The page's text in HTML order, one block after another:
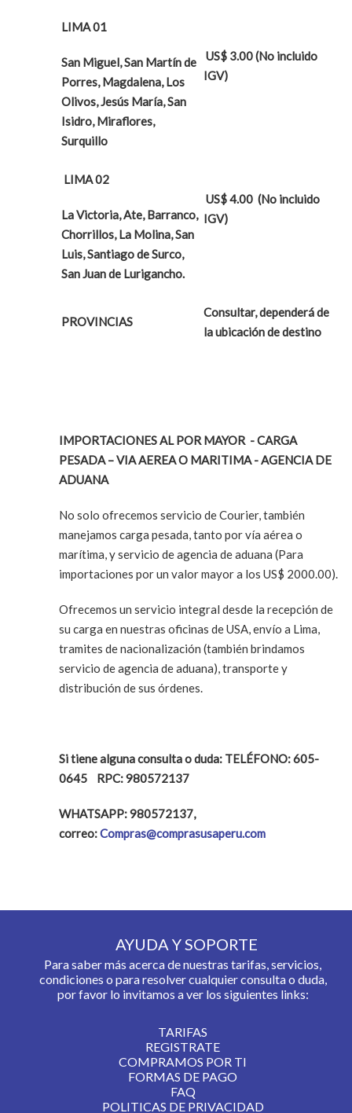
LIMA 01
San Miguel, San Martín de
Porres, Magdalena, Los
Olivos, Jesús María, San
Isidro, Miraflores,
Surquillo
US$ 3.00 (No incluido
IGV)
LIMA 02
La Victoria, Ate, Barranco,
Chorrillos, La Molina, San
Luis, Santiago de Surco,
San Juan de Lurigancho.
US$ 4.00 (No incluido
IGV)
PROVINCIAS
Consultar, dependerá de
la ubicación de destino
IMPORTACIONES AL POR MAYOR - CARGA
PESADA – VIA AEREA O MARITIMA - AGENCIA DE
ADUANA
No solo ofrecemos servicio de Courier, también
manejamos carga pesada, tanto por vía aérea o
marítima, y servicio de agencia de aduana (Para
importaciones por un valor mayor a los US$ 2000.00).
Ofrecemos un servicio integral desde la recepción de
su carga en nuestras oficinas de USA, envío a Lima,
tramites de nacionalización (también brindamos
servicio de agencia de aduana), transporte y
distribución de sus órdenes.
Si tiene alguna consulta o duda: TELÉFONO: 605-
0645 RPC: 980572137
WHATSAPP: 980572137,
correo:Compras@comprasusaperu.com
AYUDA Y SOPORTE
Para saber más acerca de nuestras tarifas, servicios,
condiciones o para resolver cualquier consulta o duda,
por favor lo invitamos a ver los siguientes links:
TARIFAS
REGISTRATE
COMPRAMOS POR TI
FORMAS DE PAGO
FAQ
POLITICAS DE PRIVACIDAD